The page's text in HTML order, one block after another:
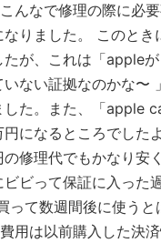
んなで修理の際に必
りました。 このとき
が、これは「apple
ない証拠なのかな〜
した。また、「apple
になるところでした
修理代でもかなり安
ビって保証に入った
って数週間後に使うと
用は以前購入した決